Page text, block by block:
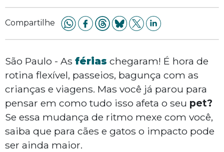
Compartilhe
São Paulo - As férias chegaram! É hora de
rotina flexível, passeios, bagunça com as
crianças e viagens. Mas você já parou para
pensar em como tudo isso afeta o seu pet?
Se essa mudança de ritmo mexe com você,
saiba que para cães e gatos o impacto pode
ser ainda maior.